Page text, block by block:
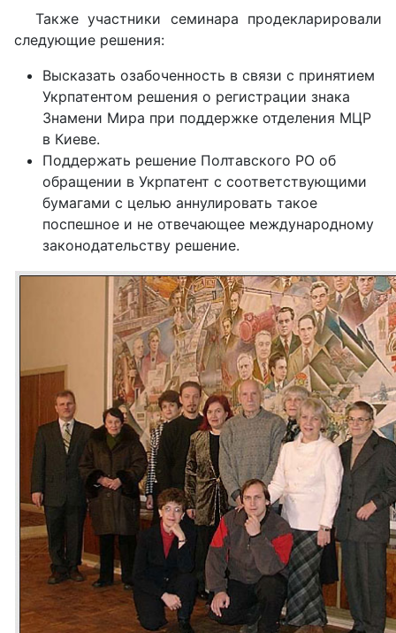
Также участники семинара продекларировали
следующие решения:
Высказать озабоченность в связи с принятием
Укрпатентом решения о регистрации знака
Знамени Мира при поддержке отделения МЦР
в Киеве.
Поддержать решение Полтавского РО об
обращении в Укрпатент с соответствующими
бумагами с целью аннулировать такое
поспешное и не отвечающее международному
законодательству решение.